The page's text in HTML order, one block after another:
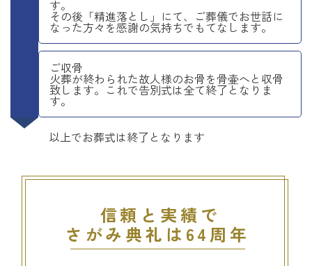
す。
その後「精進落とし」にて、ご葬儀でお世話に
なった方々を感謝の気持ちでもてなします。
ご収骨
火葬が終わられた故人様のお骨を骨壷へと収骨
致します。これで告別式は全て終了となりま
す。
以上でお葬式は終了となります
信頼と実績で
さがみ典礼は64周年